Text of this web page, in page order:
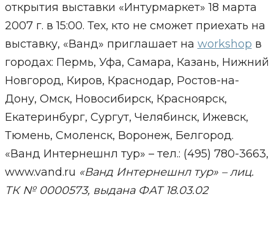
открытия выставки «Интурмаркет» 18 марта
2007 г. в 15:00. Тех, кто не сможет приехать на
выставку, «Ванд» приглашает на workshop в
городах: Пермь, Уфа, Самара, Казань, Нижний
Новгород, Киров, Краснодар, Ростов-на-
Дону, Омск, Новосибирск, Красноярск,
Екатеринбург, Сургут, Челябинск, Ижевск,
Тюмень, Смоленск, Воронеж, Белгород.
«Ванд Интернешнл тур» – тел.: (495) 780-3663,
www.vand.ru «Ванд Интернешнл тур» – лиц.
ТК № 0000573, выдана ФАТ 18.03.02